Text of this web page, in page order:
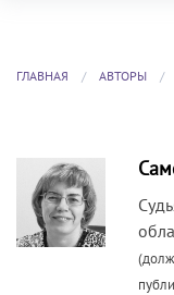
ГЛАВНАЯ АВТОРЫ